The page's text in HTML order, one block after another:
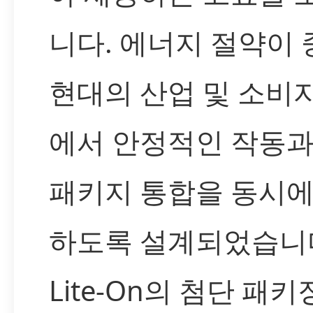
니다. 에너지 절약이
현대의 산업 및 소비
에서 안정적인 작동
패키지 통합을 동시
하도록 설계되었습
Lite-On의 첨단 패키